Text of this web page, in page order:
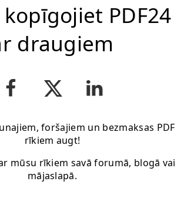
PDF24
draugiem
foršajiem un bezmaksas PDF
rīkiem augt!
mūsu rīkiem savā forumā, blogā vai
mājaslapā.